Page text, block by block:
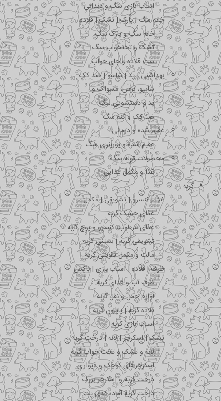
اسباب بازی سگ و دندانی
خانه سگ | پارک | تشک | قلاده
خانه سگ و پارک سگ
تشک و تختخواب سگ
ست قلاده و جای خواب
بهداشتی | پد | شامپو | ضد کک
شامپو، برس، مسواک و …
پد و دستشویی سگ
ضد کک و کنه سگ
عقیم شده و درمانی
عقیم شده و یورینری سگ
محصولات توله سگ
غذا و مکمل غذایی
گربه
غذا | کنسرو | تشویقی | مکمل
غذای خشک گربه
غذای مرطوب، کنسرو و پوچ گربه
تشویقی گربه | بستنی گربه
مالت و مکمل تقویتی گربه
ظرف | قلاده | اسباب بازی | باکس
ظرف آب و غذای گربه
لوازم حمل و نقل گربه
قلاده گربه | پاپیون گربه
اسباب بازی گربه
تشک | اسکرچر | لانه | درخت گربه
لانه و تشک و تخت خواب گربه
اسکرچرهای کوچک و دیواری
درخت گربه و اسکرچر بزرگ
درخت گربه آماده کدی پت